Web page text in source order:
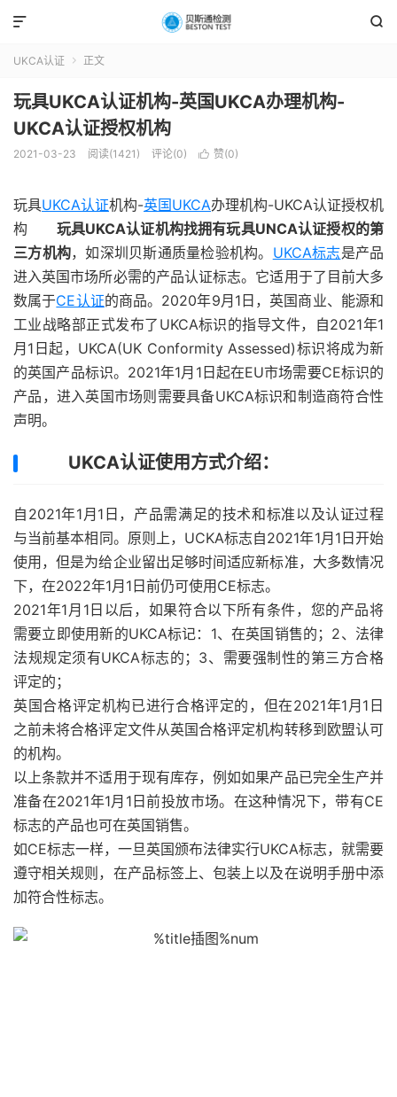


UKCA认证  正文
玩具UKCA认证机构-英国UKCA办理机构-
UKCA认证授权机构
2021-03-23 阅读(1421) 评论(0)  赞(0)
玩具UKCA认证机构-英国UKCA办理机构-UKCA认证授权机
构 玩具UKCA认证机构找拥有玩具UNCA认证授权的第
三方机构，如深圳贝斯通质量检验机构。 UKCA标志是产品
进入英国市场所必需的产品认证标志。它适用于了目前大多
数属于CE认证的商品。2020年9月1日，英国商业、能源和
工业战略部正式发布了UKCA标识的指导文件，自2021年1
月1日起，UKCA(UK Conformity Assessed)标识将成为新
的英国产品标识。2021年1月1日起在EU市场需要CE标识的
产品，进入英国市场则需要具备UKCA标识和制造商符合性
声明。
UKCA认证使用方式介绍：
自2021年1月1日，产品需满足的技术和标准以及认证过程
与当前基本相同。原则上，UCKA标志自2021年1月1日开始
使用，但是为给企业留出足够时间适应新标准，大多数情况
下，在2022年1月1日前仍可使用CE标志。
2021年1月1日以后，如果符合以下所有条件，您的产品将
需要立即使用新的UKCA标记：1、在英国销售的；2、法律
法规规定须有UKCA标志的；3、需要强制性的第三方合格
评定的；
英国合格评定机构已进行合格评定的，但在2021年1月1日
之前未将合格评定文件从英国合格评定机构转移到欧盟认可
的机构。
以上条款并不适用于现有库存，例如如果产品已完全生产并
准备在2021年1月1日前投放市场。在这种情况下，带有CE
标志的产品也可在英国销售。
如CE标志一样，一旦英国颁布法律实行UKCA标志，就需要
遵守相关规则，在产品标签上、包装上以及在说明手册中添
加符合性标志。